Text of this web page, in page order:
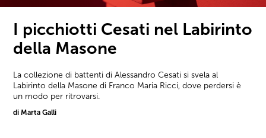
I picchiotti Cesati nel Labirinto
della Masone
La collezione di battenti di Alessandro Cesati si svela al
Labirinto della Masone di Franco Maria Ricci, dove perdersi è
un modo per ritrovarsi.
di Marta Galli